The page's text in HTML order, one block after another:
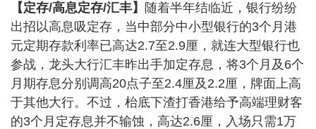
【定存/高息定存/汇丰】 随着半年结临近，银行纷纷
出招以高息吸定存，当中部分中小型银行的3个月港
元定期存款利率已高达2.7至2.9厘，就连大型银行也
参战，龙头大行汇丰昨出手加定存息，将3个月及6个
月期存息分别调高20点子至2.4厘及2.2厘，牌面上高
于其他大行。不过，枱底下渣打香港给予高端理财客
的3个月定存息并不输蚀，高达2.6厘，入场只需1万